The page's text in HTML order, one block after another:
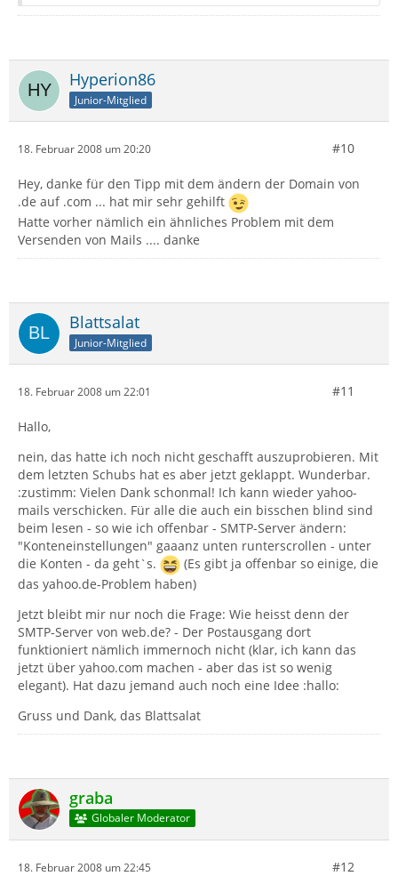
Hyperion86
Junior-Mitglied
18. Februar 2008 um 20:20 #10
Hey, danke für den Tipp mit dem ändern der Domain von
.de auf .com ... hat mir sehr gehilft
Hatte vorher nämlich ein ähnliches Problem mit dem
Versenden von Mails .... danke
Blattsalat
Junior-Mitglied
18. Februar 2008 um 22:01 #11
Hallo,
nein, das hatte ich noch nicht geschafft auszuprobieren. Mit
dem letzten Schubs hat es aber jetzt geklappt. Wunderbar.
:zustimm: Vielen Dank schonmal! Ich kann wieder yahoo-
mails verschicken. Für alle die auch ein bisschen blind sind
beim lesen - so wie ich offenbar - SMTP-Server ändern:
"Konteneinstellungen" gaaanz unten runterscrollen - unter
die Konten - da geht`s.
(Es gibt ja offenbar so einige, die
das yahoo.de-Problem haben)
Jetzt bleibt mir nur noch die Frage: Wie heisst denn der
SMTP-Server von web.de? - Der Postausgang dort
funktioniert nämlich immernoch nicht (klar, ich kann das
jetzt über yahoo.com machen - aber das ist so wenig
elegant). Hat dazu jemand auch noch eine Idee :hallo:
Gruss und Dank, das Blattsalat
graba
Globaler Moderator
18. Februar 2008 um 22:45 #12